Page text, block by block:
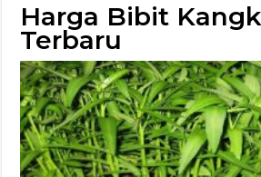
Harga Bibit
Terbaru